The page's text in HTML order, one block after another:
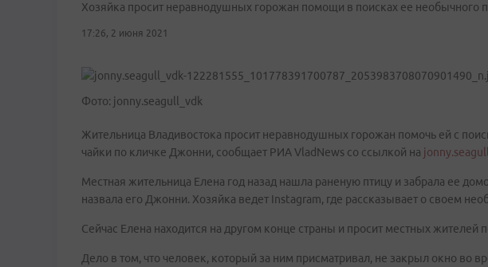
Хозяйка просит неравнодушных горожан помощи в поисках ее необычного
17:26, 2 июня 2021
Фото: jonny.seagull_vdk
Жительница Владивостока просит неравнодушных горожан помочь ей с
чайки по кличке Джонни, сообщает РИА VladNews со ссылкой на
Местная жительница Елена год назад нашла раненую птицу и забрала ее
назвала его Джонни. Хозяйка ведет Instagram, где рассказывает о своем
Сейчас Елена находится на другом конце страны и просит местных жителей
Дело в том, что человек, который за ним присматривал, не закрыл окно во